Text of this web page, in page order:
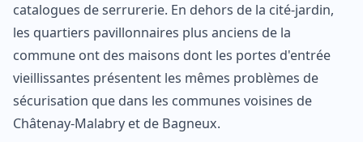
catalogues de serrurerie. En dehors de la cité-jardin,
les quartiers pavillonnaires plus anciens de la
commune ont des maisons dont les portes d'entrée
vieillissantes présentent les mêmes problèmes de
sécurisation que dans les communes voisines de
Châtenay-Malabry et de Bagneux.